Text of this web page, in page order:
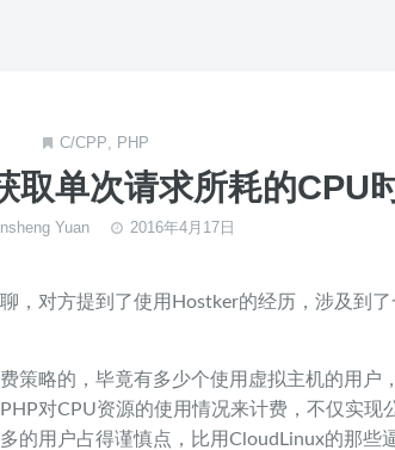
C/CPP, PHP
取单次请求所耗的CPU
Yuan 2016年4月17日
，对方提到了使用Hostker的经历，涉及到了
策略的，毕竟有多少个使用虚拟主机的用户
对CPU资源的使用情况来计费，不仅实现
的用户占得谨慎点，比用CloudLinux的那些